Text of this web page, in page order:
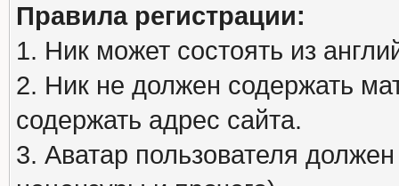
Правила регистрации:
1. Ник может состоять из
2. Ник не должен содержать
содержать адрес сайта.
3. Аватар пользователя